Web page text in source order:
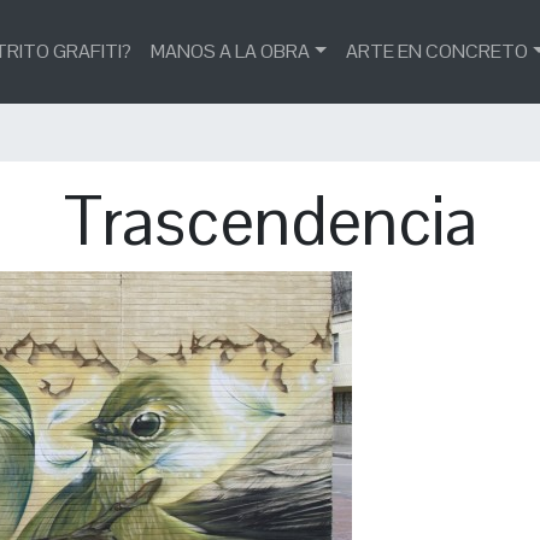
GRAFITI? MANOS A LA OBRA ARTE EN CONCRETO
Trascendencia